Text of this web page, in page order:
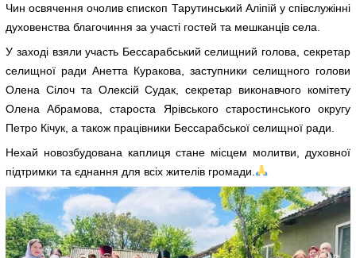
Чин освячення очолив єпископ Тарутинський Аліпій у співслужінні
духовенства благочиння за участі гостей та мешканців села.
У заході взяли участь Бессарабський селищний голова, секретар
селищної ради Анетта Куракова, заступники селищного голови
Олена Сілоч та Олексій Судак, секретар виконавчого комітету
Олена Абрамова, староста Ярівського старостинського округу
Петро Кічук, а також працівники Бессарабської селищної ради.
Нехай новозбудована каплиця стане місцем молитви, духовної
підтримки та єднання для всіх жителів громади.